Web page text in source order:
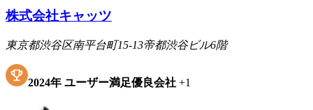
株式会社キャッツ
東京都渋谷区南平台町15-13帝都渋谷ビル6階
2024年 ユーザー満足優良会社 +1